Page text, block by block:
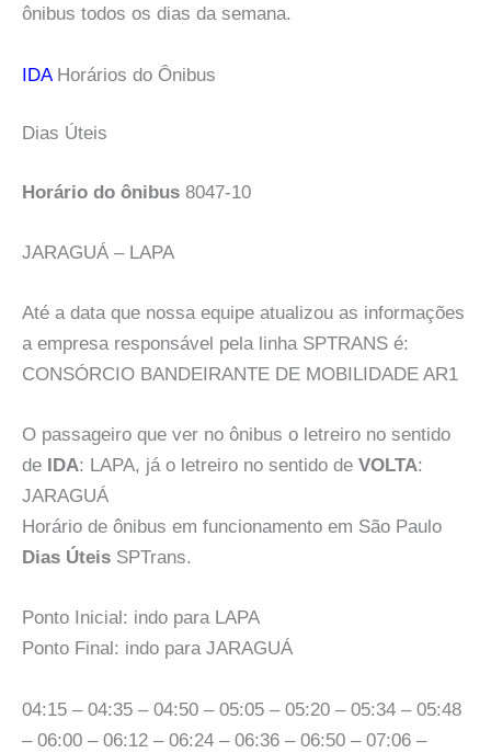
ônibus todos os dias da semana.
IDAHorários do Ônibus
Dias Úteis
Horário do ônibus 8047-10
JARAGUÁ – LAPA
Até a data que nossa equipe atualizou as informações
a empresa responsável pela linha SPTRANS é:
CONSÓRCIO BANDEIRANTE DE MOBILIDADE AR1
O passageiro que ver no ônibus o letreiro no sentido
de
IDA: LAPA, já o letreiro no sentido de VOLTA:
JARAGUÁ
Horário de ônibus em funcionamento em São Paulo
Dias Úteis SPTrans.
Ponto Inicial: indo para LAPA
Ponto Final: indo para JARAGUÁ
04:15 – 04:35 – 04:50 – 05:05 – 05:20 – 05:34 – 05:48
– 06:00 – 06:12 – 06:24 – 06:36 – 06:50 – 07:06 –